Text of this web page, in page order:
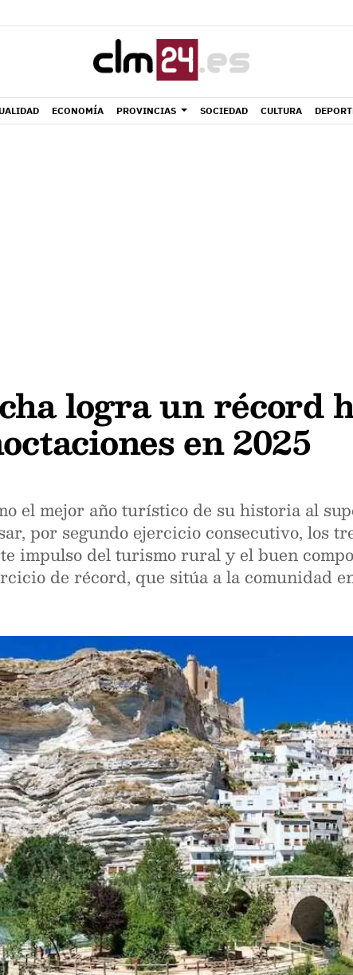
ECONOMÍA PROVINCIAS SOCIEDAD CULTURA
logra un récord
en 2025
el mejor año turístico de su historia al
por segundo ejercicio consecutivo, los
impulso del turismo rural y el buen
de récord, que sitúa a la comunidad